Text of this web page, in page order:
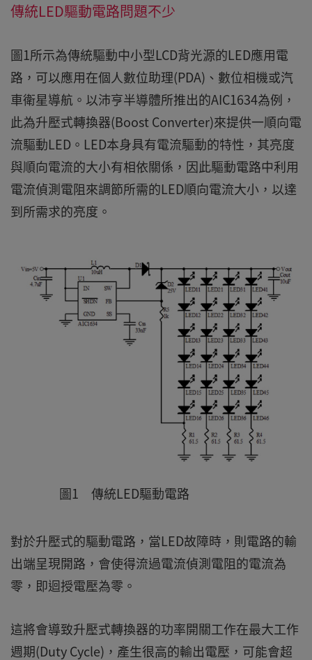
傳統LED驅動電路問題不少
圖1所示為傳統驅動中小型LCD背光源的LED應用電
路，可以應用在個人數位助理(PDA)、數位相機或汽
車衛星導航。以沛亨半導體所推出的AIC1634為例，
此為升壓式轉換器(Boost Converter)來提供一順向電
流驅動LED。LED本身具有電流驅動的特性，其亮度
與順向電流的大小有相依關係，因此驅動電路中利用
電流偵測電阻來調節所需的LED順向電流大小，以達
到所需求的亮度。
圖1 傳統LED驅動電路
對於升壓式的驅動電路，當LED故障時，則電路的輸
出端呈現開路，會使得流過電流偵測電阻的電流為
零，即迴授電壓為零。
這將會導致升壓式轉換器的功率開關工作在最大工作
週期(Duty Cycle)，產生很高的輸出電壓，可能會超